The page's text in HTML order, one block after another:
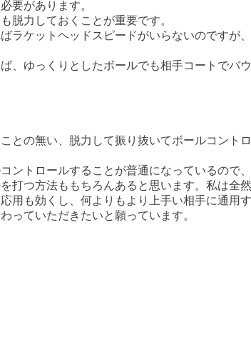
要があります。
脱力しておくことが重要です。
ケットヘッドスピードがいらないのですが
ゆっくりとしたボールでも相手コートでバ
の無い、脱力して振り抜いてボールコント
トロールすることが普通になっているので
つ方法ももちろんあると思います。私は全
も効くし、何よりもより上手い相手に通用す
っていただきたいと願っています。